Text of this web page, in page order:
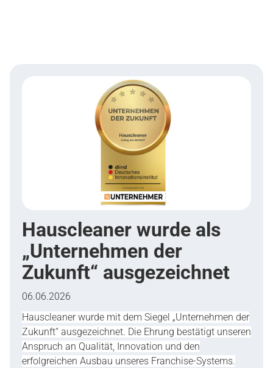
Hauscleaner wurde als
„Unternehmen der
Zukunft“ ausgezeichnet
06.06.2026
Hauscleaner wurde mit dem Siegel „Unternehmen der
Zukunft“ ausgezeichnet. Die Ehrung bestätigt unseren
Anspruch an Qualität, Innovation und den
erfolgreichen Ausbau unseres Franchise-Systems.